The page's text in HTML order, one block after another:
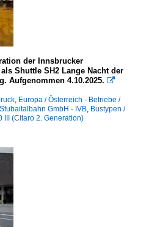
der Innsbrucker
Shuttle SH2 Lange Nacht der
Aufgenommen 4.10.2025. 
Europa / Österreich - Betriebe /
GmbH - IVB Bustypen /
III (Citaro 2. Generation)